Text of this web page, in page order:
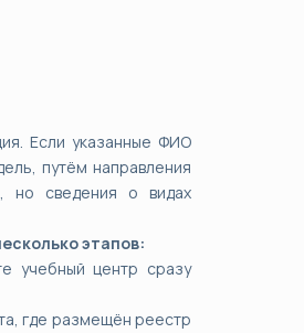
Если указанные ФИО
путём направления
но сведения о видах
этапов:
учебный центр сразу
где размещён реестр